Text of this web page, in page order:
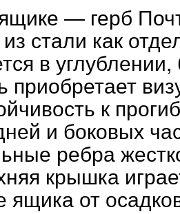
— герб
стали как
в
приобретает
к
и боковых
ребра
крышка
ящика от